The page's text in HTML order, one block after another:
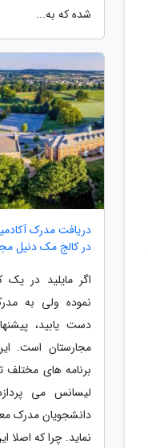
شده که به...
دریافت مدرک
در کالج مک دنیل
اگر مایلید در
نموده ولی به
دست یابید،
مجارستان است.
برنامه های
لیسانس می
دانشجویان مدرک
نماید. چرا که اصلا